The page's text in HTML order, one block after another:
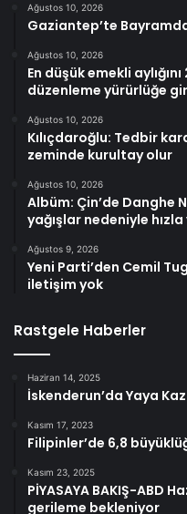
Ağustos 10, 2026
Gaziantep’te
Ağustos 10, 2026
En düşük emekli
düzenleme yürürlüğe
Ağustos 10, 2026
Kılıçdaroğlu: Tedbir
zeminde kurultay olur
Ağustos 10, 2026
Albüm: Çin’de Danghe
yağışlar nedeniyle
Ağustos 9, 2026
Yeni Parti’den Cemil
iletişim yok
Rastgele Haberler
Haziran 14, 2025
İskenderun’da Yaya
Kasım 17, 2023
Filipinler’de 6,8
Kasım 23, 2025
PİYASAYA BAKIŞ-ABD
gerileme bekleniyor